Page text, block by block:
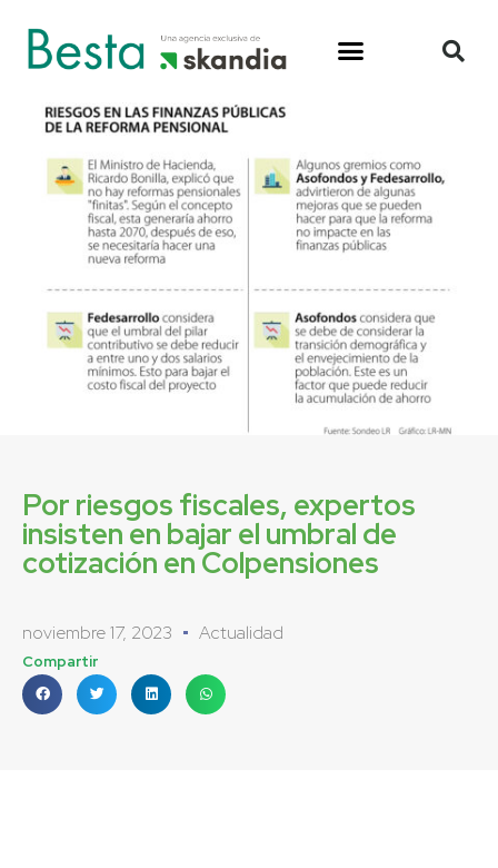
Por riesgos fiscales, expertos
insisten en bajar el umbral de
cotización en Colpensiones
noviembre 17, 2023 Actualidad
Compartir